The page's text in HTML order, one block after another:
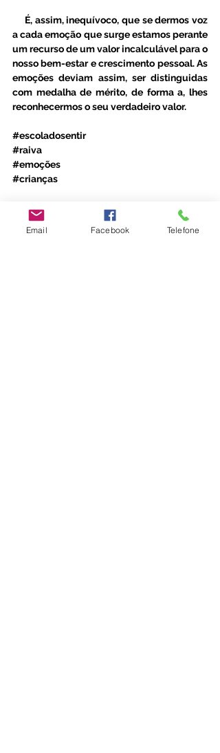
a cada emoção que surge estamos perante
um recurso de um valor incalculável para o
nosso bem-estar e crescimento pessoal. As
emoções deviam assim, ser distinguidas
com medalha de mérito, de forma a, lhes
reconhecermos o seu verdadeiro valor.
#escoladosentir
#raiva
#emoções
#crianças
Email Facebook Telefone